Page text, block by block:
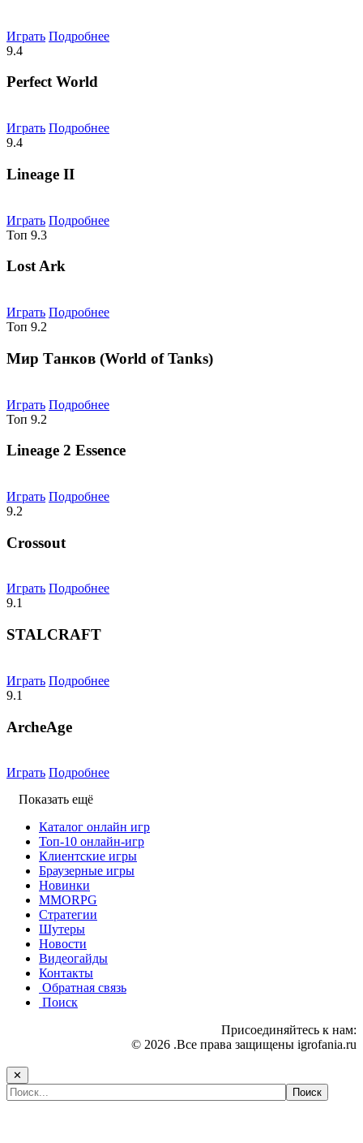
Играть Подробнее
9.4
Perfect World
Играть Подробнее
9.4
Lineage II
Играть Подробнее
Топ 9.3
Lost Ark
Играть Подробнее
Топ 9.2
Мир Танков (World of Tanks)
Играть Подробнее
Топ 9.2
Lineage 2 Essence
Играть Подробнее
9.2
Crossout
Играть Подробнее
9.1
STALCRAFT
Играть Подробнее
9.1
ArcheAge
Играть Подробнее
Показать ещё
Каталог онлайн игр
Топ-10 онлайн-игр
Клиентские игры
Браузерные игры
Новинки
MMORPG
Стратегии
Шутеры
Новости
Видеогайды
Контакты
Обратная связь
Поиск
Присоединяйтесь к нам:
© 2026 .Все права защищены igrofania.ru
✕